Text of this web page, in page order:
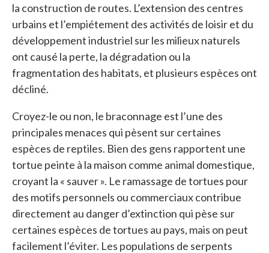
la construction de routes. L’extension des centres
urbains et l’empiétement des activités de loisir et du
développement industriel sur les milieux naturels
ont causé la perte, la dégradation ou la
fragmentation des habitats, et plusieurs espèces ont
décliné.
Croyez-le ou non, le braconnage est l’une des
principales menaces qui pèsent sur certaines
espèces de reptiles. Bien des gens rapportent une
tortue peinte à la maison comme animal domestique,
croyant la « sauver ». Le ramassage de tortues pour
des motifs personnels ou commerciaux contribue
directement au danger d’extinction qui pèse sur
certaines espèces de tortues au pays, mais on peut
facilement l’éviter. Les populations de serpents